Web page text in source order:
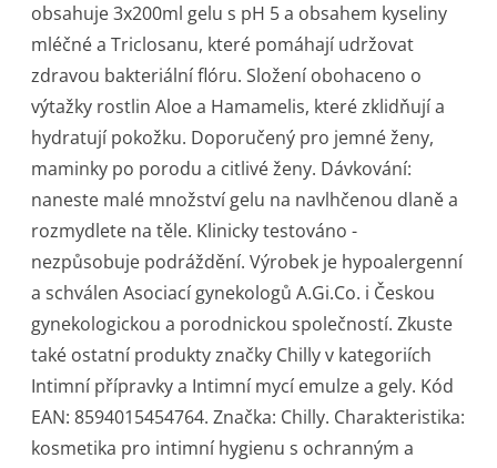
obsahuje 3x200ml gelu s pH 5 a obsahem kyseliny
mléčné a Triclosanu, které pomáhají udržovat
zdravou bakteriální flóru. Složení obohaceno o
výtažky rostlin Aloe a Hamamelis, které zklidňují a
hydratují pokožku. Doporučený pro jemné ženy,
maminky po porodu a citlivé ženy. Dávkování:
naneste malé množství gelu na navlhčenou dlaně a
rozmydlete na těle. Klinicky testováno -
nezpůsobuje podráždění. Výrobek je hypoalergenní
a schválen Asociací gynekologů A.Gi.Co. i Českou
gynekologickou a porodnickou společností. Zkuste
také ostatní produkty značky Chilly v kategoriích
Intimní přípravky a Intimní mycí emulze a gely. Kód
EAN: 8594015454764. Značka: Chilly. Charakteristika:
kosmetika pro intimní hygienu s ochranným a